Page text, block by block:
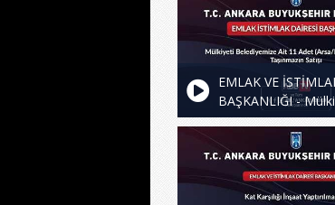
EMLAK VE
BAŞKANLIĞI -
Belediyemize Ait
(Arsa/Mesken/
Taşınmazın Satışı